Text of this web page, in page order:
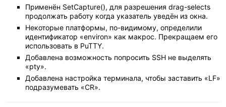
Применён SetCapture(), для разрешения drag-selects
продолжать работу когда указатель уведён из окна.
Некоторые платформы, по-видимому, определили
идентификатор «environ» как макрос. Прекращаем его
использовать в PuTTY.
Добавлена возможность попросить SSH не выделять
«pty».
Добавлена настройка терминала, чтобы заставить «LF»
подразумевать «CR».